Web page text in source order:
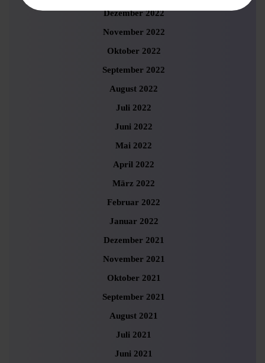
Dezember 2022
November 2022
Oktober 2022
September 2022
August 2022
Juli 2022
Juni 2022
Mai 2022
April 2022
März 2022
Februar 2022
Januar 2022
Dezember 2021
November 2021
Oktober 2021
September 2021
August 2021
Juli 2021
Juni 2021